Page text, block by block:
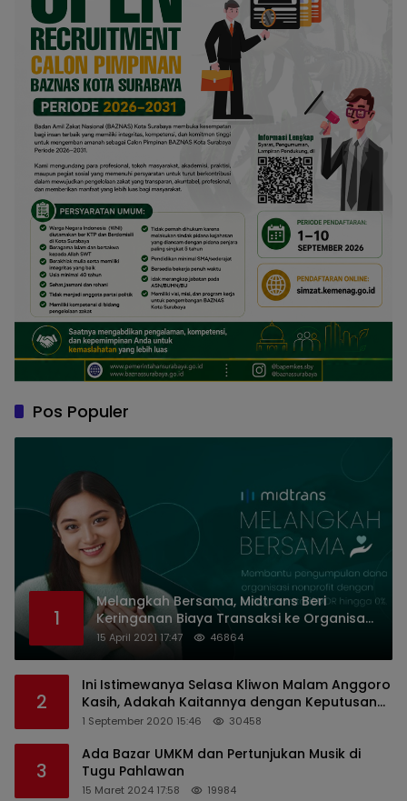
Pos Populer
1
Melangkah Bersama, Midtrans Beri
Keringanan Biaya Transaksi ke Organisasi
Nirlaba Indonesia
15 April 2021 17:47 46864
2
Ini Istimewanya Selasa Kliwon Malam Anggoro
Kasih, Adakah Kaitannya dengan Keputusan
PDIP?
1 September 2020 15:46 30458
3
Ada Bazar UMKM dan Pertunjukan Musik di
Tugu Pahlawan
15 Maret 2024 17:58 19984